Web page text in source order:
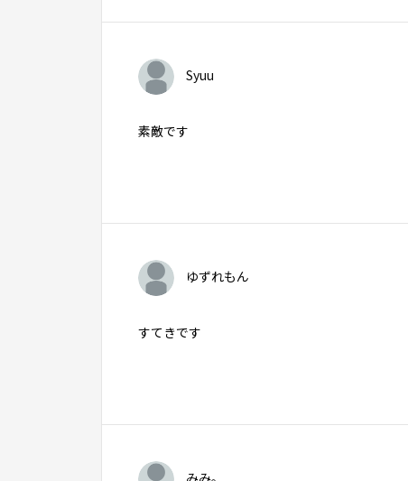
Syuu
素敵です
ゆずれもん
すてきです
みみ。